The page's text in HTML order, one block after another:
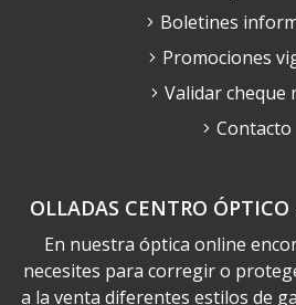
OLLADAS CENTRO
En nuestra óptica online
necesites para corregir o
a la venta diferentes estilos de
Boletines
Promociones
Validar cheque
Contacto